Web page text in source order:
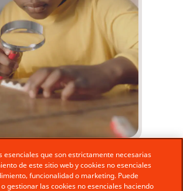
Deliciosa calidad
esenciales que son estrictamente necesarias
de este sitio web y cookies no esenciales
funcionalidad o marketing. Puede
gestionar las cookies no esenciales haciendo